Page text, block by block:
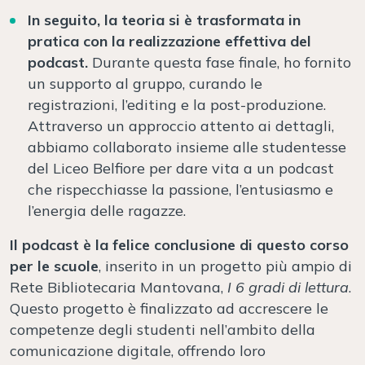
In seguito, la teoria si è trasformata in
pratica con la realizzazione effettiva del
podcast. Durante questa fase finale, ho fornito
un supporto al gruppo, curando le
registrazioni, l’editing e la post-produzione.
Attraverso un approccio attento ai dettagli,
abbiamo collaborato insieme alle studentesse
del Liceo Belfiore per dare vita a un podcast
che rispecchiasse la passione, l’entusiasmo e
l’energia delle ragazze.
Il podcast è la felice conclusione di questo corso
per le scuole, inserito in un progetto più ampio di
Rete Bibliotecaria Mantovana, I 6 gradi di lettura.
Questo progetto è finalizzato ad accrescere le
competenze degli studenti nell’ambito della
comunicazione digitale, offrendo loro